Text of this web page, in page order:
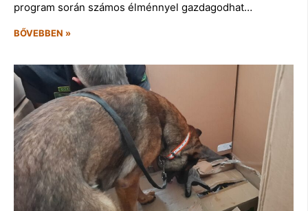
program során számos élménnyel gazdagodhat…
BŐVEBBEN »